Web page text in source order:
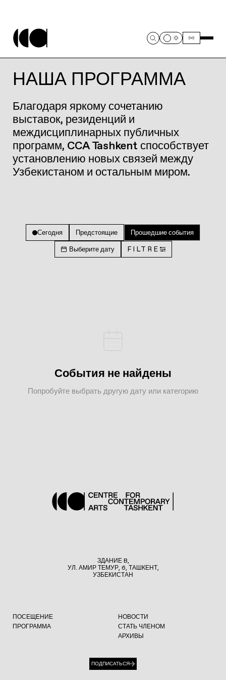
НАША ПРОГРАММА
Благодаря яркому сочетанию
выставок, резиденций и
междисциплинарных публичных
программ, CCA Tashkent способствует
установлению новых связей между
Узбекистаном и остальным миром.
Сегодня Предстоящие Прошедшие события
Выберите дату FILTRE
События не найдены
Попробуйте выбрать другую дату или категорию
ЗДАНИЕ B,
УЛ. АМИР ТЕМУР, 6, ТАШКЕНТ,
УЗБЕКИСТАН
ПОСЕЩЕНИЕ
ПРОГРАММА
НОВОСТИ
СТАТЬ ЧЛЕНОМ
АРХИВЫ
ПОДПИСАТЬСЯ